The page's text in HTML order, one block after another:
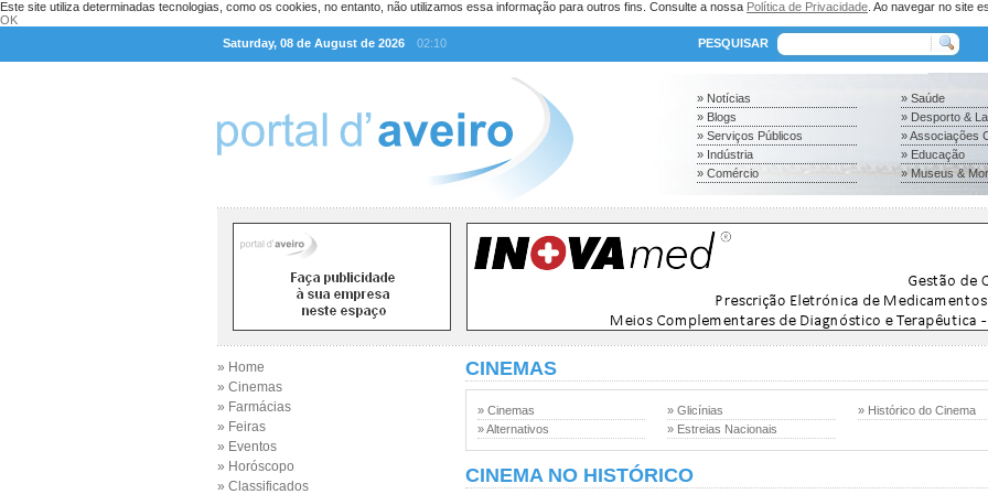
Este site utiliza determinadas tecnologias, como os cookies, no entanto, não utilizamos essa informação para outros fins. Consulte a nossa Política de Privacidade . Ao navegar no site
OK
Saturday, 08 de August de 2026
02:10 PESQUISAR
» Notícias
» Blogs
» Serviços Públicos
» Indústria
» Comércio
» Saúde
» Desporto &
» Associações
» Educação
» Museus &
» Home
» Cinemas
» Farmácias
» Feiras
» Eventos
» Horóscopo
» Classificados
CINEMAS
» Cinemas
» Alternativos
» Glicínias
» Estreias Nacionais
» Histórico do Cinema
CINEMA NO HISTÓRICO